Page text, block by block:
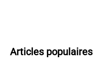
Articles populaires